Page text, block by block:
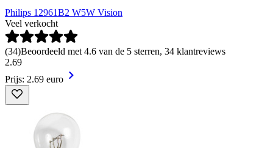
Philips 12961B2 W5W Vision
Veel verkocht
(34)Beoordeeld met 4.6 van de 5 sterren, 34 klantreviews
2.69
Prijs: 2.69 euro